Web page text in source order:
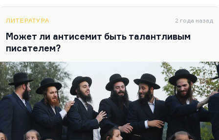
ЛИТЕРАТУРА 2 года назад
Может ли антисемит быть талантливым
писателем?